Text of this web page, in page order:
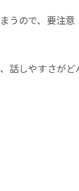
うので、要注意
話しやすさが